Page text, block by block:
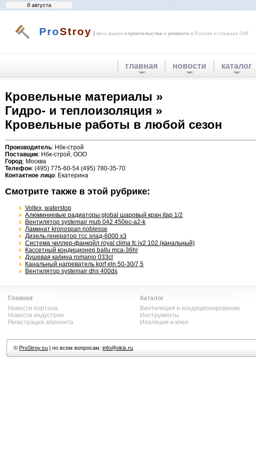
8 августа
ProStroy | весь рынок строительства и ремонта в России и странах СНГ
главная новости каталог
Кровельные материалы »
Гидро- и теплоизоляция »
Кровельные работы в любой сезон
Производитель: Нбк-строй
Поставщик: Нбк-строй, ООО
Город: Москва
Телефон: (495) 775-60-54 (495) 780-35-70
Контактное лицо: Екатерина
Смотрите также в этой рубрике:
Voltex, waterstop
Алюминиевые радиаторы global шаровый кран itap 1/2
Вентилятор systemair mub 042 450ec-a2-k
Ламинат kronospan noblesse
Дизель генератор тсс элад-6000 х3
Система чиллер-фанкойл royal clima fc iv2 102 (канальный)
Кассетный кондиционер ballu mca-36hr
Душевая кабина romanio 033cl
Канальный нагреватель korf eln 50-30/7,5
Вентилятор systemair dhs 400ds
Главная
Новости портала
Новости индустрии
Регистрация абонента
Каталог
Вентиляция и кондиционирование
Инструменты
Изоляция и клеи
©ProStroy.su | по всем вопросам:info@okis.ru